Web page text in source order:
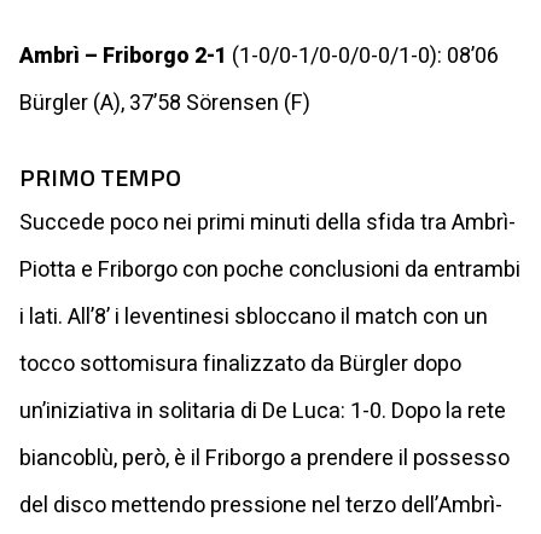
Ambrì – Friborgo 2-1 (1-0/0-1/0-0/0-0/1-0): 08’06
Bürgler (A), 37’58 Sörensen (F)
PRIMO TEMPO
Succede poco nei primi minuti della sfida tra Ambrì-
Piotta e Friborgo con poche conclusioni da entrambi
i lati. All’8’ i leventinesi sbloccano il match con un
tocco sottomisura finalizzato da Bürgler dopo
un’iniziativa in solitaria di De Luca: 1-0. Dopo la rete
biancoblù, però, è il Friborgo a prendere il possesso
del disco mettendo pressione nel terzo dell’Ambrì-